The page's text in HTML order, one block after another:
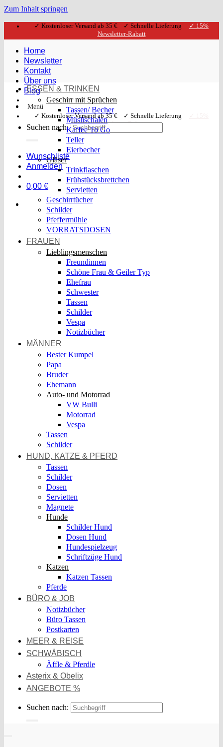
Zum Inhalt springen
✓ Kostenloser Versand ab 35 € ✓ Schnelle Lieferung
✓ 15%
Newsletter-Rabatt
Home
Newsletter
Kontakt
Über uns
Blog
✓ Kostenloser Versand ab 35 € ✓ Schnelle Lieferung
Newsletter-Rabatt
Menü
Suchen nach:
Wunschliste
Anmelden
0,00 €
ESSEN & TRINKEN
Geschirr mit Sprüchen
Tassen/ Becher
Müslischalen
Kaffee To Go
Teller
Eierbecher
Gläser
Trinkflaschen
Frühstücksbrettchen
Servietten
Geschirrtücher
Schilder
Pfeffermühle
VORRATSDOSEN
FRAUEN
Lieblingsmenschen
Freundinnen
Schöne Frau & Geiler Typ
Ehefrau
Schwester
Tassen
Schilder
Vespa
Notizbücher
MÄNNER
Bester Kumpel
Papa
Bruder
Ehemann
Auto- und Motorrad
VW Bulli
Motorrad
Vespa
Tassen
Schilder
HUND, KATZE & PFERD
Tassen
Schilder
Dosen
Servietten
Magnete
Hunde
Schilder Hund
Dosen Hund
Hundespielzeug
Schriftzüge Hund
Katzen
Katzen Tassen
Pferde
BÜRO & JOB
Notizbücher
Büro Tassen
Postkarten
MEER & REISE
SCHWÄBISCH
Äffle & Pferdle
Asterix & Obelix
ANGEBOTE %
Suchen nach: